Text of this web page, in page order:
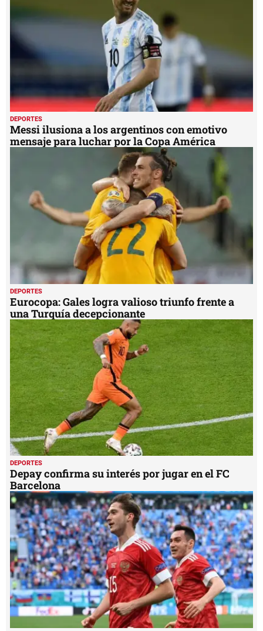
seconds
DEPORTES
Messi ilusiona a los argentinos con emotivo
mensaje para luchar por la Copa América
DEPORTES
Eurocopa: Gales logra valioso triunfo frente a
una Turquía decepcionante
DEPORTES
Depay confirma su interés por jugar en el FC
Barcelona